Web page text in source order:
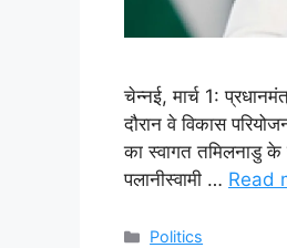
चेन्नई, मार्च 1:
दौरान वे विकास
का स्वागत तमिलनाडु के
पलानीस्वामी … Read
Categories
Politics